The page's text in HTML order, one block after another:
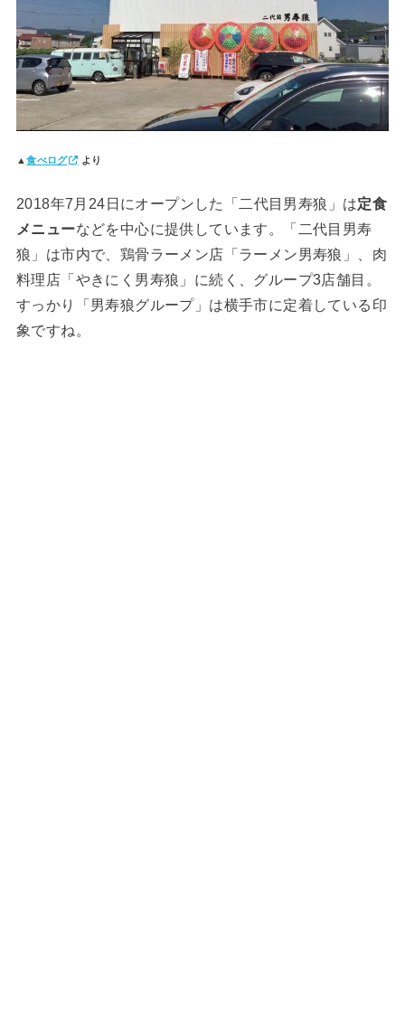
▲食べログ より
2018年7月24日にオープンした「二代目男寿狼」は定食
メニューなどを中心に提供しています。「二代目男寿
狼」は市内で、鶏骨ラーメン店「ラーメン男寿狼」、肉
料理店「やきにく男寿狼」に続く、グループ3店舗目。
すっかり「男寿狼グループ」は横手市に定着している印
象ですね。